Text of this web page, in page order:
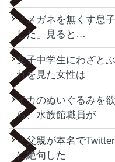
「メガネを無くす息
した」見ると…
女子中学生にわざと
れを見た女性は
イカのぬいぐるみを
ら、水族館職員が
「父親が本名で
に絶句した